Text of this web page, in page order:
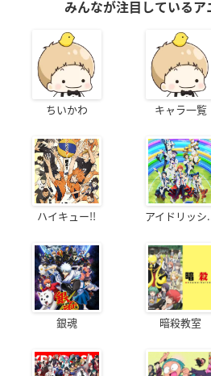
みんなが注目しているア
ちいかわ キャラ一覧
ハイキュー!! アイドリッシ
銀魂 暗殺教室